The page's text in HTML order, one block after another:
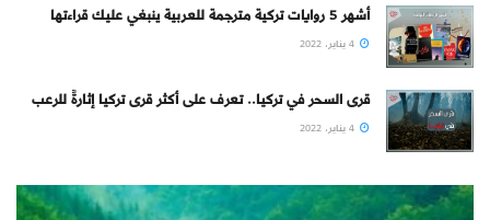
أشهر 5 روايات تركية مترجمة للعربية ينبغي عليك قراءتها
قرى السحر في تركيا.. تعرف على أكثر قرى تركيا إثارةً للرعب